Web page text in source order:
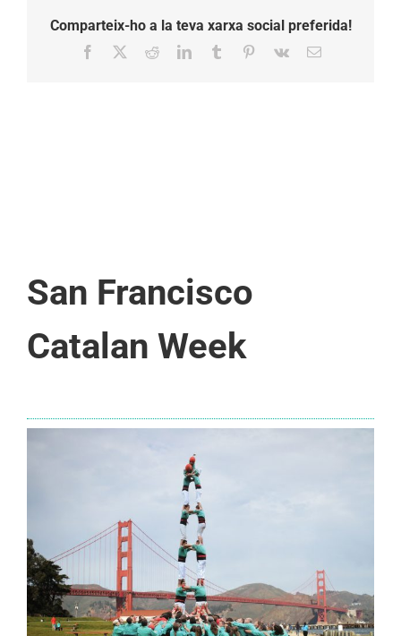
Comparteix-ho a la teva xarxa social preferida!
Facebook RedditLinkedInTumblr Pinterest
Vk Email:
San Francisco
Catalan Week